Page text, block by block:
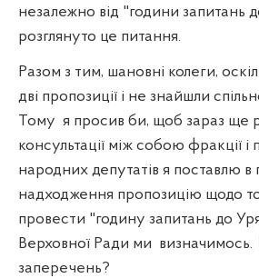
незалежно від "години запитань
розглянуто це питання.
Разом з тим, шановні колеги,
дві пропозиції і не знайшли
Тому я просив би, щоб зараз ще
консультації між собою фракції і
народних депутатів я поставлю в
надходження пропозицію щодо
провести "годину запитань до
Верховної Ради ми визначимось.
заперечень?